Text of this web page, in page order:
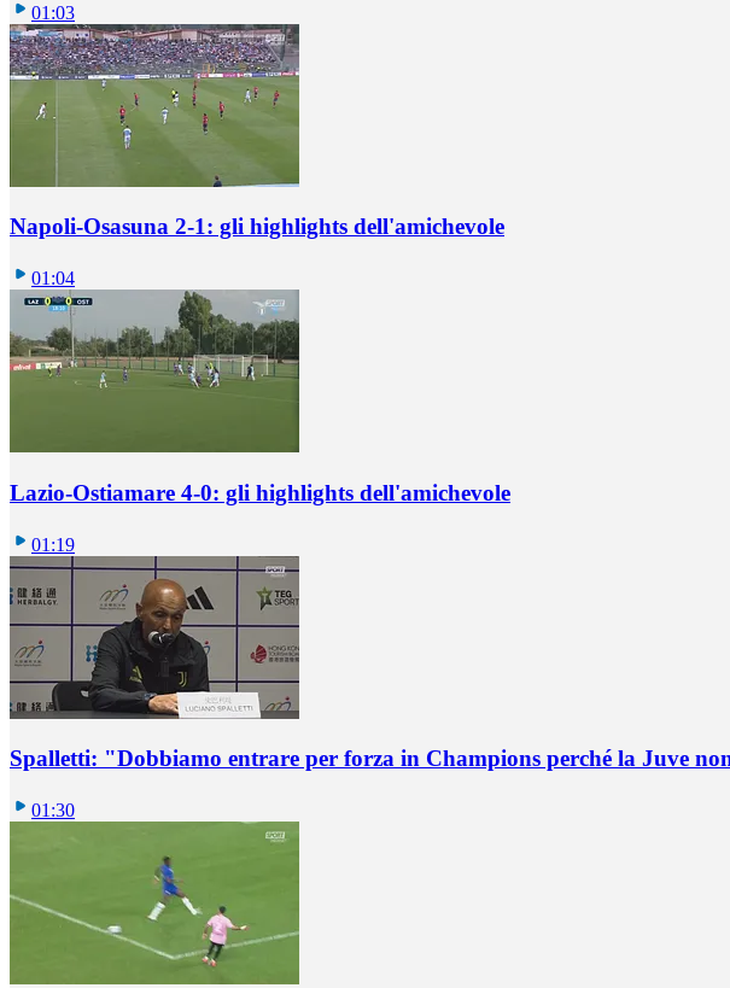
01:03
Napoli-Osasuna 2-1: gli highlights dell'amichevole
01:04
Lazio-Ostiamare 4-0: gli highlights dell'amichevole
01:19
Spalletti: "Dobbiamo entrare per forza in Champions perché la Juve
01:30